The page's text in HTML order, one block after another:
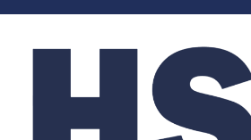
Saltar